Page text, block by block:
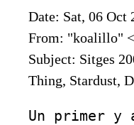
Date: Sat, 06 Oct
From: "koalillo"
Subject: Sitges
Thing, Stardust,
Un primer